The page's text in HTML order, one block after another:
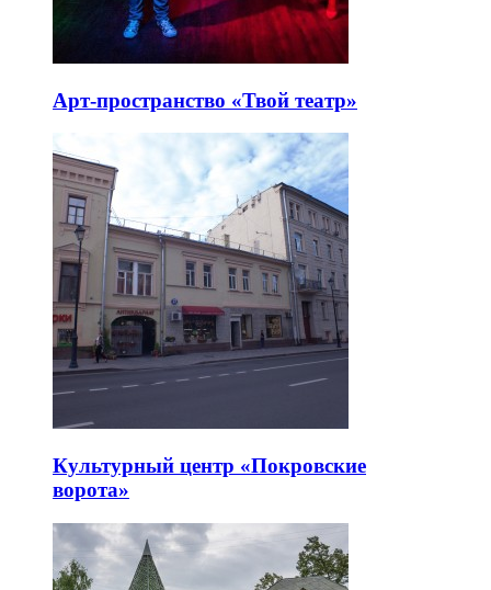
Арт-пространство «Твой театр»
Культурный центр «Покровские
ворота»